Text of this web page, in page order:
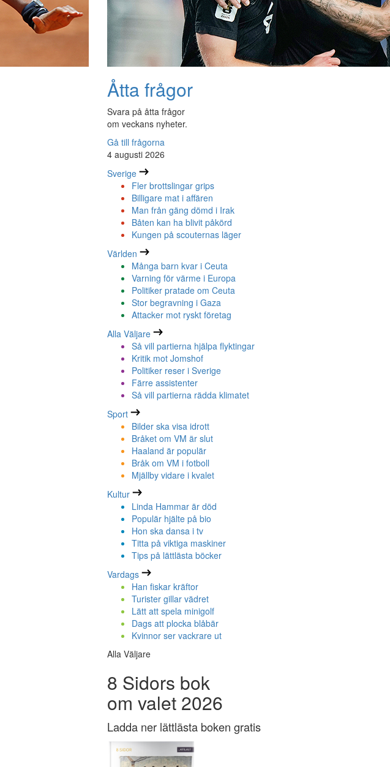
Åtta frågor
Svara på åtta frågor
om veckans nyheter.
Gå till frågorna
4 augusti 2026
Sverige
Fler brottslingar grips
Billigare mat i affären
Man från gäng dömd i Irak
Båten kan ha blivit påkörd
Kungen på scouternas läger
Världen
Många barn kvar i Ceuta
Varning för värme i Europa
Politiker pratade om Ceuta
Stor begravning i Gaza
Attacker mot ryskt företag
Alla Väljare
Så vill partierna hjälpa flyktingar
Kritik mot Jomshof
Politiker reser i Sverige
Färre assistenter
Så vill partierna rädda klimatet
Sport
Bilder ska visa idrott
Bråket om VM är slut
Haaland är populär
Bråk om VM i fotboll
Mjällby vidare i kvalet
Kultur
Linda Hammar är död
Populär hjälte på bio
Hon ska dansa i tv
Titta på viktiga maskiner
Tips på lättlästa böcker
Vardags
Han fiskar kräftor
Turister gillar vädret
Lätt att spela minigolf
Dags att plocka blåbär
Kvinnor ser vackrare ut
Alla Väljare
8 Sidors bok
om valet 2026
Ladda ner lättlästa boken gratis